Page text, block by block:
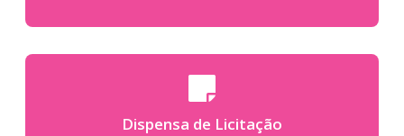
Dispensa de Licitação